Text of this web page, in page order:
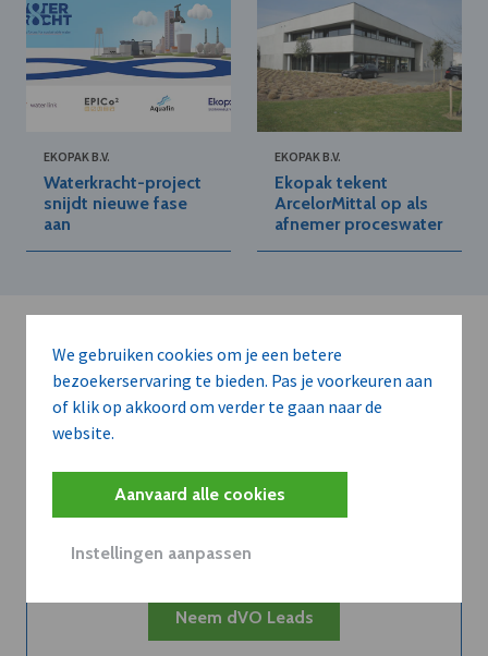
We gebruiken cookies om je een betere
bezoekerservaring te bieden. Pas je voorkeuren aan
of klik op akkoord om verder te gaan naar de
website.
Aanvaard alle cookies
Instellingen aanpassen
EKOPAK B.V.
Waterkracht-project
snijdt nieuwe fase
aan
EKOPAK B.V.
Ekopak tekent
ArcelorMittal op als
afnemer proceswater
Kort de voordelen
van een
abonnement...
Neem dVO Leads